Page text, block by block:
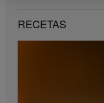
Los Videos
experiencias de
Independientes de
diferentes niveles
Compártelo con todos tus
RECETAS